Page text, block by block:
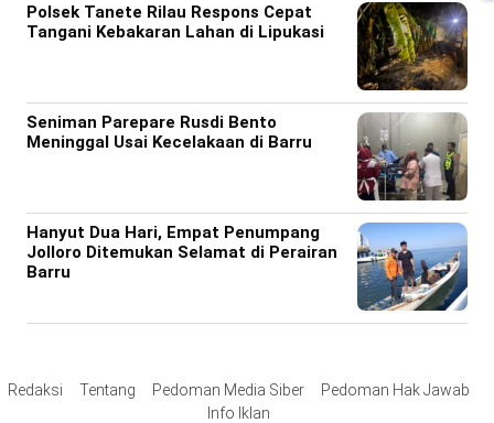
Polsek Tanete Rilau Respons Cepat
Tangani Kebakaran Lahan di Lipukasi
Seniman Parepare Rusdi Bento
Meninggal Usai Kecelakaan di Barru
Hanyut Dua Hari, Empat Penumpang
Jolloro Ditemukan Selamat di Perairan
Barru
Redaksi Tentang Pedoman Media Siber
Pedoman Hak Jawab
Info Iklan